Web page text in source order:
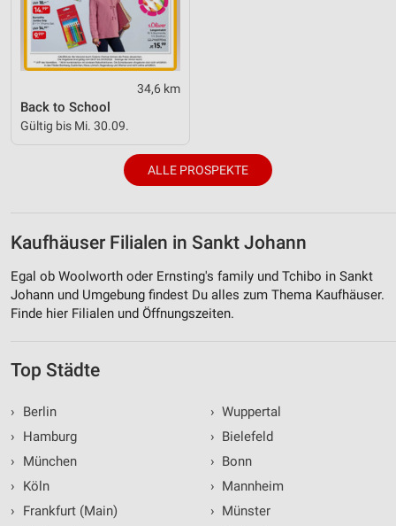
34,6 km
Back to School
Gültig bis Mi. 30.09.
ALLE PROSPEKTE
Kaufhäuser Filialen in Sankt Johann
Egal ob Woolworth oder Ernsting's family und Tchibo in Sankt
Johann und Umgebung findest Du alles zum Thema Kaufhäuser.
Finde hier Filialen und Öffnungszeiten.
Top Städte
›
Berlin
›
Hamburg
›
München
›
Köln
›
Frankfurt (Main)
› Wuppertal
› Bielefeld
› Bonn
› Mannheim
› Münster